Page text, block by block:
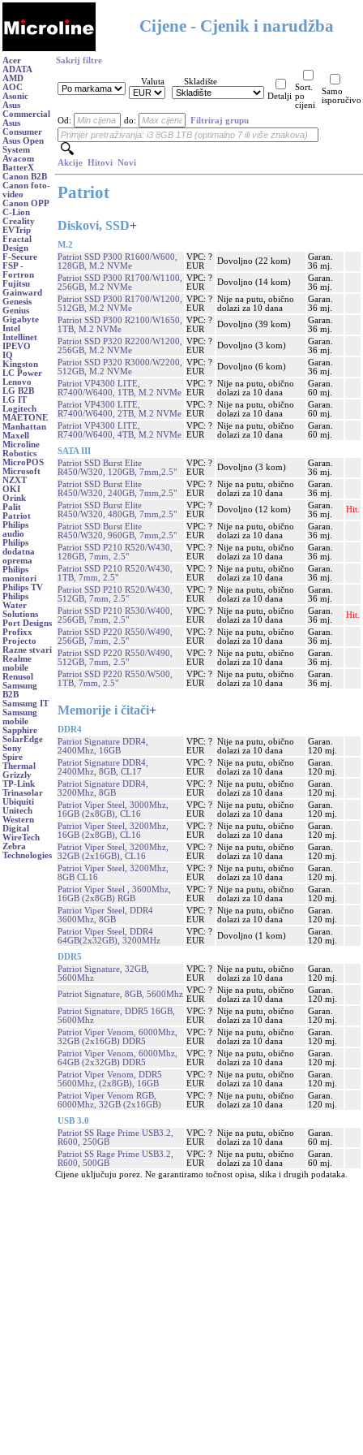
Cijene - Cjenik i narudžba
Acer
ADATA
AMD
AOC
Asonic
Asus
Commercial
Asus
Consumer
Asus Open
System
Avacom
BatterX
Canon B2B
Canon foto-
video
Canon OPP
C-Lion
Creality
EVTrip
Fractal
Design
F-Secure
FSP -
Fortron
Fujitsu
Gainward
Genesis
Genius
Gigabyte
Intel
Intellinet
IPEVO
IQ
Kingston
LC Power
Lenovo
LG B2B
LG IT
Logitech
MAETONE
Manhattan
Maxell
Microline
Robotics
MicroPOS
Microsoft
NZXT
OKI
Orink
Palit
Patriot
Philips
audio
Philips
dodatna
oprema
Philips
monitori
Philips TV
Philips
Water
Solutions
Port Designs
Profixx
Projecto
Razne stvari
Realme
mobile
Renusol
Samsung
B2B
Samsung IT
Samsung
mobile
Sapphire
SolarEdge
Sony
Spire
Thermal
Grizzly
TP-Link
Trinasolar
Ubiquiti
Unitech
Western
Digital
WireTech
Zebra
Technologies
Sakrij filtre
Valuta
Skladište
Detalji
Sort.
po
cijeni
Samo
isporučivo
Od: do: Filtriraj grupu
Akcije Hitovi Novi
Patriot
Diskovi, SSD+
M.2
Patriot SSD P300 R1600/W600,
128GB, M.2 NVMe
VPC: ?
EUR
Dovoljno (22 kom)
Garan.
36 mj.
Patriot SSD P300 R1700/W1100,
256GB, M.2 NVMe
VPC: ?
EUR
Dovoljno (14 kom)
Garan.
36 mj.
Patriot SSD P300 R1700/W1200,
512GB, M.2 NVMe
VPC: ?
EUR
Nije na putu, obično
dolazi za 10 dana
Garan.
36 mj.
Patriot SSD P300 R2100/W1650,
1TB, M.2 NVMe
VPC: ?
EUR
Dovoljno (39 kom)
Garan.
36 mj.
Patriot SSD P320 R2200/W1200,
256GB, M.2 NVMe
VPC: ?
EUR
Dovoljno (3 kom)
Garan.
36 mj.
Patriot SSD P320 R3000/W2200,
512GB, M.2 NVMe
VPC: ?
EUR
Dovoljno (6 kom)
Garan.
36 mj.
Patriot VP4300 LITE,
R7400/W6400, 1TB, M.2 NVMe
VPC: ?
EUR
Nije na putu, obično
dolazi za 10 dana
Garan.
60 mj.
Patriot VP4300 LITE,
R7400/W6400, 2TB, M.2 NVMe
VPC: ?
EUR
Nije na putu, obično
dolazi za 10 dana
Garan.
60 mj.
Patriot VP4300 LITE,
R7400/W6400, 4TB, M.2 NVMe
VPC: ?
EUR
Nije na putu, obično
dolazi za 10 dana
Garan.
60 mj.
SATA III
Patriot SSD Burst Elite
R450/W320, 120GB, 7mm,2.5"
VPC: ?
EUR
Dovoljno (3 kom)
Garan.
36 mj.
Patriot SSD Burst Elite
R450/W320, 240GB, 7mm,2.5"
VPC: ?
EUR
Nije na putu, obično
dolazi za 10 dana
Garan.
36 mj.
Patriot SSD Burst Elite
R450/W320, 480GB, 7mm,2.5"
VPC: ?
EUR
Dovoljno (12 kom)
Garan.
36 mj.
Hit.
Patriot SSD Burst Elite
R450/W320, 960GB, 7mm,2.5"
VPC: ?
EUR
Nije na putu, obično
dolazi za 10 dana
Garan.
36 mj.
Patriot SSD P210 R520/W430,
128GB, 7mm, 2.5"
VPC: ?
EUR
Nije na putu, obično
dolazi za 10 dana
Garan.
36 mj.
Patriot SSD P210 R520/W430,
1TB, 7mm, 2.5"
VPC: ?
EUR
Nije na putu, obično
dolazi za 10 dana
Garan.
36 mj.
Patriot SSD P210 R520/W430,
512GB, 7mm, 2.5"
VPC: ?
EUR
Nije na putu, obično
dolazi za 10 dana
Garan.
36 mj.
Patriot SSD P210 R530/W400,
256GB, 7mm, 2.5"
VPC: ?
EUR
Nije na putu, obično
dolazi za 10 dana
Garan.
36 mj.
Hit.
Patriot SSD P220 R550/W490,
256GB, 7mm, 2.5"
VPC: ?
EUR
Nije na putu, obično
dolazi za 10 dana
Garan.
36 mj.
Patriot SSD P220 R550/W490,
512GB, 7mm, 2.5"
VPC: ?
EUR
Nije na putu, obično
dolazi za 10 dana
Garan.
36 mj.
Patriot SSD P220 R550/W500,
1TB, 7mm, 2.5"
VPC: ?
EUR
Nije na putu, obično
dolazi za 10 dana
Garan.
36 mj.
Memorije i čitači+
DDR4
Patriot Signature DDR4,
2400Mhz, 16GB
VPC: ?
EUR
Nije na putu, obično
dolazi za 10 dana
Garan.
120 mj.
Patriot Signature DDR4,
2400Mhz, 8GB, CL17
VPC: ?
EUR
Nije na putu, obično
dolazi za 10 dana
Garan.
120 mj.
Patriot Signature DDR4,
3200Mhz, 8GB
VPC: ?
EUR
Nije na putu, obično
dolazi za 10 dana
Garan.
120 mj.
Patriot Viper Steel, 3000Mhz,
16GB (2x8GB), CL16
VPC: ?
EUR
Nije na putu, obično
dolazi za 10 dana
Garan.
120 mj.
Patriot Viper Steel, 3200Mhz,
16GB (2x8GB), CL16
VPC: ?
EUR
Nije na putu, obično
dolazi za 10 dana
Garan.
120 mj.
Patriot Viper Steel, 3200Mhz,
32GB (2x16GB), CL16
VPC: ?
EUR
Nije na putu, obično
dolazi za 10 dana
Garan.
120 mj.
Patriot Viper Steel, 3200Mhz,
8GB CL16
VPC: ?
EUR
Nije na putu, obično
dolazi za 10 dana
Garan.
120 mj.
Patriot Viper Steel , 3600Mhz,
16GB (2x8GB) RGB
VPC: ?
EUR
Nije na putu, obično
dolazi za 10 dana
Garan.
120 mj.
Patriot Viper Steel, DDR4
3600Mhz, 8GB
VPC: ?
EUR
Nije na putu, obično
dolazi za 10 dana
Garan.
120 mj.
Patriot Viper Steel, DDR4
64GB(2x32GB), 3200MHz
VPC: ?
EUR
Dovoljno (1 kom)
Garan.
120 mj.
DDR5
Patriot Signature, 32GB,
5600Mhz
VPC: ?
EUR
Nije na putu, obično
dolazi za 10 dana
Garan.
120 mj.
Patriot Signature, 8GB, 5600Mhz VPC: ?
EUR
Nije na putu, obično
dolazi za 10 dana
Garan.
120 mj.
Patriot Signature, DDR5 16GB,
5600Mhz
VPC: ?
EUR
Nije na putu, obično
dolazi za 10 dana
Garan.
120 mj.
Patriot Viper Venom, 6000Mhz,
32GB (2x16GB) DDR5
VPC: ?
EUR
Nije na putu, obično
dolazi za 10 dana
Garan.
120 mj.
Patriot Viper Venom, 6000Mhz,
64GB (2x32GB) DDR5
VPC: ?
EUR
Nije na putu, obično
dolazi za 10 dana
Garan.
120 mj.
Patriot Viper Venom, DDR5
5600Mhz, (2x8GB), 16GB
VPC: ?
EUR
Nije na putu, obično
dolazi za 10 dana
Garan.
120 mj.
Patriot Viper Venom RGB,
6000Mhz, 32GB (2x16GB)
VPC: ?
EUR
Nije na putu, obično
dolazi za 10 dana
Garan.
120 mj.
USB 3.0
Patriot SS Rage Prime USB3.2,
R600, 250GB
VPC: ?
EUR
Nije na putu, obično
dolazi za 10 dana
Garan.
60 mj.
Patriot SS Rage Prime USB3.2,
R600, 500GB
VPC: ?
EUR
Nije na putu, obično
dolazi za 10 dana
Garan.
60 mj.
Cijene uključuju porez. Ne garantiramo točnost opisa, slika i drugih podataka.